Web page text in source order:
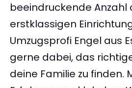
beeindruckende Anzahl
erstklassigen
Umzugsprofi Engel aus
gerne dabei, das
deine Familie zu finden.